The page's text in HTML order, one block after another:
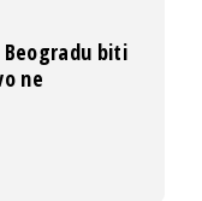
biti
ne